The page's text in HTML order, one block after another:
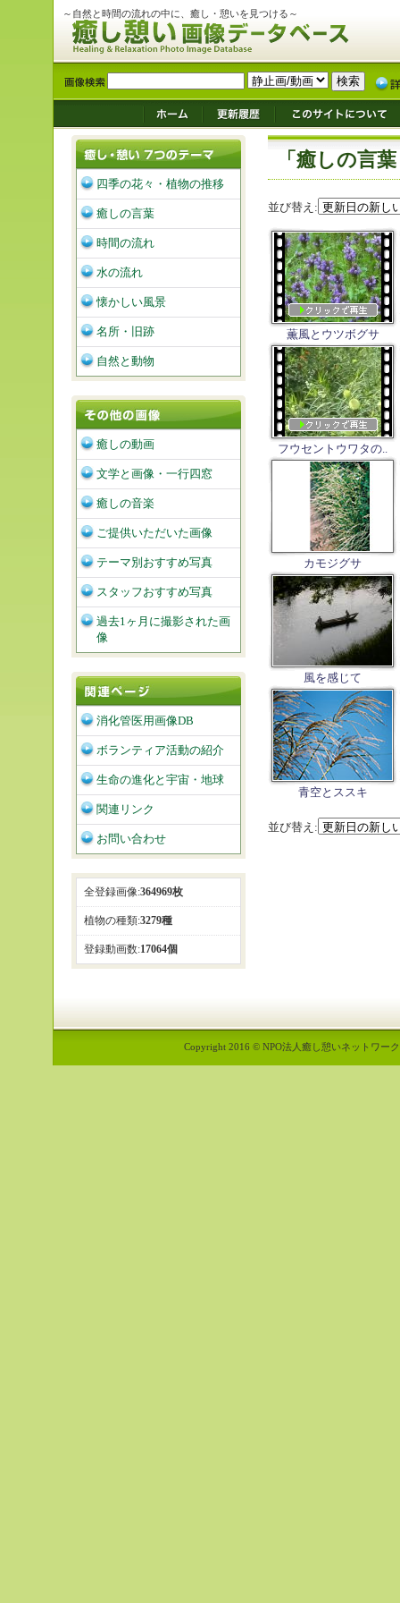
～自然と時間の流れの中に、癒し・憩いを見つける～
「癒しの言
並び替え:
薫風とウツボグサ
フウセントウワタの..
カモジグサ
風を感じて
青空とススキ
並び替え:
四季の花々・植物の推移
癒しの言葉
時間の流れ
水の流れ
懐かしい風景
名所・旧跡
自然と動物
癒しの動画
文学と画像・一行四窓
癒しの音楽
ご提供いただいた画像
テーマ別おすすめ写真
スタッフおすすめ写真
過去1ヶ月に撮影された画
像
消化管医用画像DB
ボランティア活動の紹介
生命の進化と宇宙・地球
関連リンク
お問い合わせ
全登録画像:364969枚
植物の種類:3279種
登録動画数:17064個
Copyright 2016 © NPO法人癒し憩いネットワー